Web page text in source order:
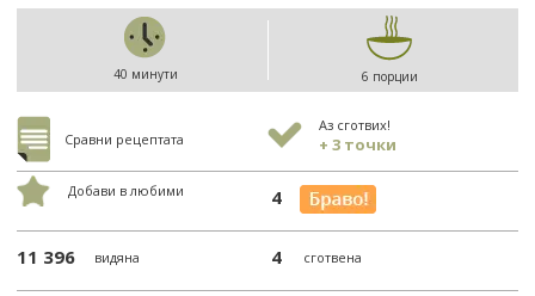
40 минути 6 порции
Сравни рецептата
Аз сготвих!
+ 3 точки
Добави в любими 4
11 396 видяна 4 сготвена